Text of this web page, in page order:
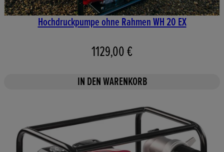
Hochdruckpumpe ohne Rahmen WH 20 EX
1129,00 €
IN DEN WARENKORB